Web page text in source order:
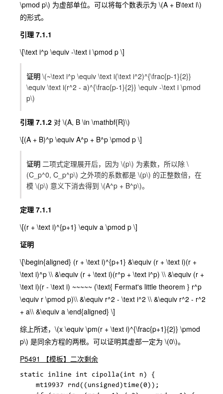
\pmod p\) 为虚部单位。可以将每个数表示为 \(A + B\text i\)
的形式。
引理 7.1.1
\[\text i^p \equiv -\text i \pmod p \]
证明 \(~\text i^p \equiv \text i(\text i^2)^{\frac{p-1}{2}}
\equiv \text i(r^2 - a)^{\frac{p-1}{2}} \equiv -\text i \pmod
p\)
引理 7.1.2 对 \(A, B \in \mathbf{R}\)
\[(A + B)^p \equiv A^p + B^p \pmod p \]
证明 二项式定理展开后，因为 \(p\) 为素数，所以除 \
(C_p^0, C_p^p\) 之外项的系数都是 \(p\) 的正整数倍，在
模 \(p\) 意义下消去得到 \(A^p + B^p\)。
定理 7.1.1
\[(r + \text i)^{p+1} \equiv a \pmod p \]
证明
\[\begin{aligned} (r + \text i)^{p+1} &\equiv (r + \text i)(r +
\text i)^p \\ &\equiv (r + \text i)(r^p + \text i^p) \\ &\equiv (r +
\text i)(r - \text i) ~~~~~ (\text{ Fermat's little theorem } r^p
\equiv r \pmod p)\\ &\equiv r^2 - \text i^2 \\ &\equiv r^2 - r^2
+ a\\ &\equiv a \end{aligned} \]
综上所述， \(x \equiv \pm(r + \text i)^{\frac{p+1}{2}} \pmod
p\) 是同余方程的两根。可以证明其虚部一定为 \(0\)。
P5491 【模板】二次剩余
static inline int cipolla(int n) {
    mt19937 rnd((unsigned)time(0));